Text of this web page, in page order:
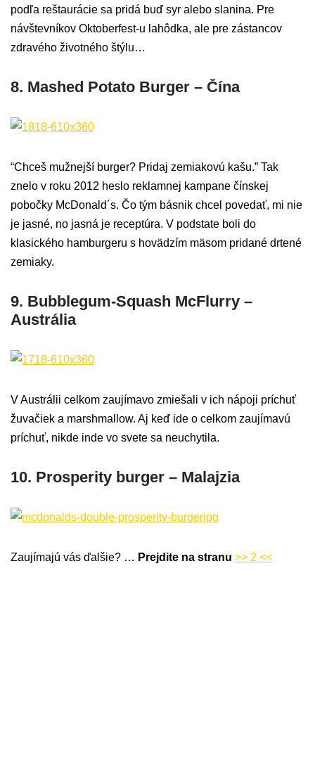
podľa reštaurácie sa pridá buď syr alebo slanina. Pre
návštevníkov Oktoberfest-u lahôdka, ale pre zástancov
zdravého životného štýlu…
8. Mashed Potato Burger – Čína
“Chceš mužnejší burger? Pridaj zemiakovú kašu.” Tak
znelo v roku 2012 heslo reklamnej kampane čínskej
pobočky McDonald´s. Čo tým básnik chcel povedať, mi nie
je jasné, no jasná je receptúra. V podstate boli do
klasického hamburgeru s hovädzím mäsom pridané drtené
zemiaky.
9. Bubblegum-Squash McFlurry –
Austrália
V Austrálii celkom zaujímavo zmiešali v ich nápoji príchuť
žuvačiek a marshmallow. Aj keď ide o celkom zaujímavú
príchuť, nikde inde vo svete sa neuchytila.
10. Prosperity burger – Malajzia
Zaujímajú vás ďalšie? … Prejdite na stranu >> 2 <<